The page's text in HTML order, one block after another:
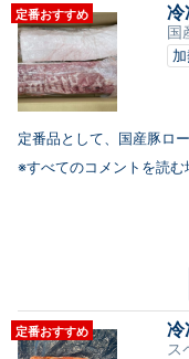
定番おすすめ 冷
国
定番品として、国産豚ロ
※すべてのコメントを読む
定番おすすめ 冷
ス